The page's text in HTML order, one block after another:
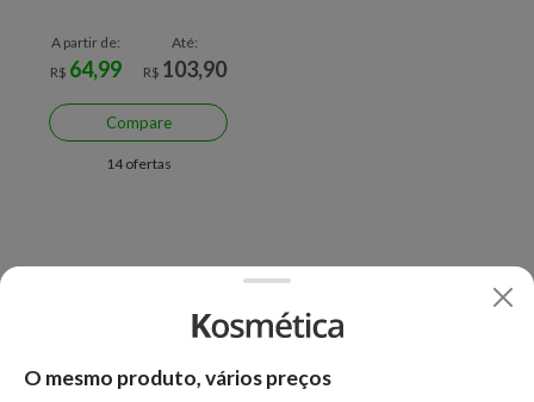
A partir de:
R$ 64,99
Até:
R$ 103,90
Compare
14 ofertas
O mesmo produto, vários preços